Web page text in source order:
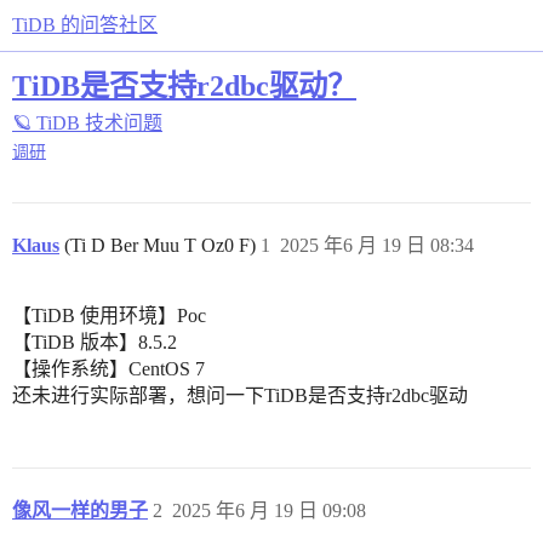
TiDB 的问答社区
TiDB是否支持r2dbc驱动？
🪐 TiDB 技术问题
调研
Klaus (Ti D Ber Muu T Oz0 F) 2025 年6 月 19 日 08:34
1
【TiDB 使用环境】Poc
【TiDB 版本】8.5.2
【操作系统】CentOS 7
还未进行实际部署，想问一下TiDB是否支持r2dbc驱动
像风一样的男子 2025 年6 月 19 日 09:08
2